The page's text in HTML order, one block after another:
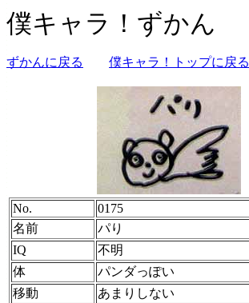
僕キャラ！ずかん
ずかんに戻る 僕キャラ！トップに戻る
No.
0175
名前
パり
IQ
不明
体
パンダっぽい
移動
あまりしない